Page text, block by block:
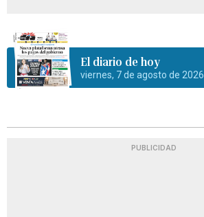
El diario de hoy
viernes, 7 de agosto de 2026
PUBLICIDAD